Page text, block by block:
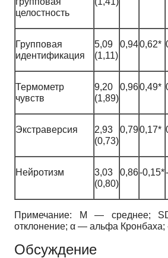
целостность
Групповая
идентификация
5,09
(1,11)
0,940,62*
Термометр
чувств
9,20
(1,89)
0,960,49*
Экстраверсия
2,93
(0,73)
0,790,17*
Нейротизм
3,03
(0,80)
0,86-0,15*
Примечание: M — среднее;
отклонение; α — альфа
Обсуждение